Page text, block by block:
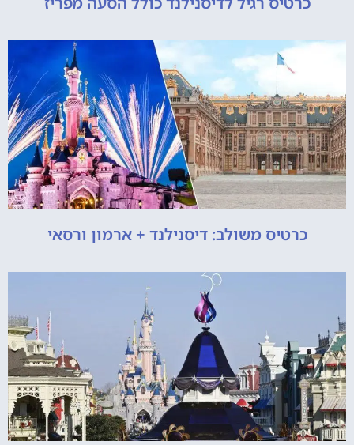
כרטיס משולב: דיסנילנד + ארמון ורסאי